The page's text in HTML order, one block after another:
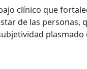
clínico que
de las personas,
plasmado